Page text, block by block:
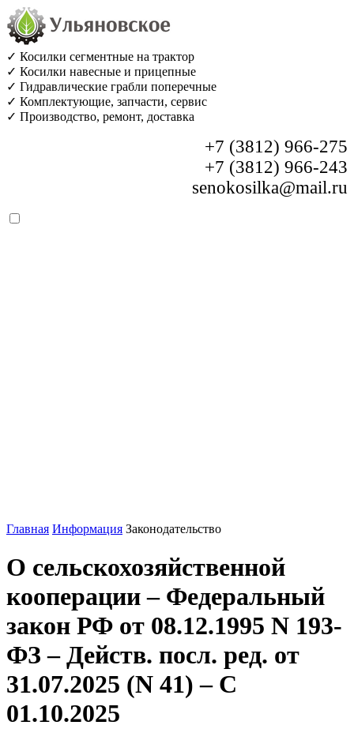
✓ Косилки сегментные на трактор
✓ Косилки навесные и прицепные
✓ Гидравлические грабли поперечные
✓ Комплектующие, запчасти, сервис
✓ Производство, ремонт, доставка
+7 (3812) 966-275
+7 (3812) 966-243
senokosilka@mail.ru
Главная Информация Законодательство
О сельскохозяйственной
кооперации – Федеральный
закон РФ от 08.12.1995 N 193-
ФЗ – Действ. посл. ред. от
31.07.2025 (N 41) – С
01.10.2025